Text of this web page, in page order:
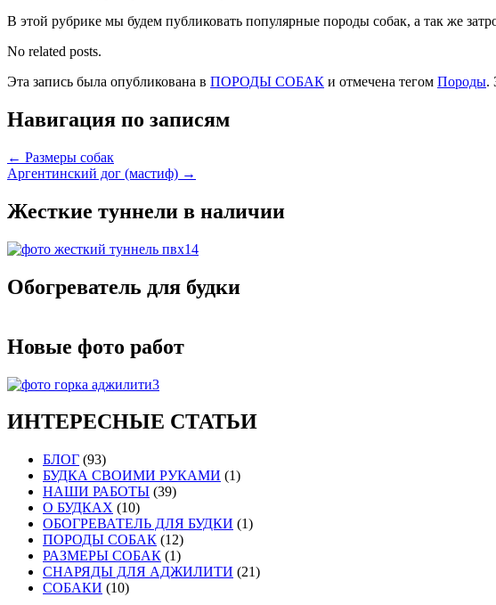
В этой рубрике мы будем публиковать популярные породы собак, а так же
No related posts.
Эта запись была опубликована в ПОРОДЫ СОБАК и отмечена тегом Породы.
Навигация по записям
← Размеры собак
Аргентинский дог (мастиф) →
Жесткие туннели в наличии
Обогреватель для будки
Новые фото работ
ИНТЕРЕСНЫЕ СТАТЬИ
БЛОГ (93)
БУДКА СВОИМИ РУКАМИ (1)
НАШИ РАБОТЫ (39)
О БУДКАХ (10)
ОБОГРЕВАТЕЛЬ ДЛЯ БУДКИ (1)
ПОРОДЫ СОБАК (12)
РАЗМЕРЫ СОБАК (1)
СНАРЯДЫ ДЛЯ АДЖИЛИТИ (21)
СОБАКИ (10)